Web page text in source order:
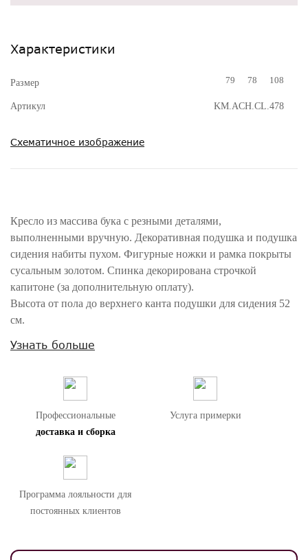
Характеристики
Размер 79 78 108
Артикул KM.ACH.CL.478
Схематичное изображение
Кресло из массива бука с резными деталями,
выполненными вручную. Декоративная подушка и подушка
сидения набиты пухом. Фигурные ножки и рамка покрыты
сусальным золотом. Спинка декорирована строчкой
капитоне (за дополнительную оплату).
Высота от пола до верхнего канта подушки для сидения 52
см.
Внимание! Цвета предметов на изображениях могут отличаться из-за
Узнать больше
Профессиональные
доставка и сборка
Услуга примерки
Программа лояльности для
постоянных клиентов